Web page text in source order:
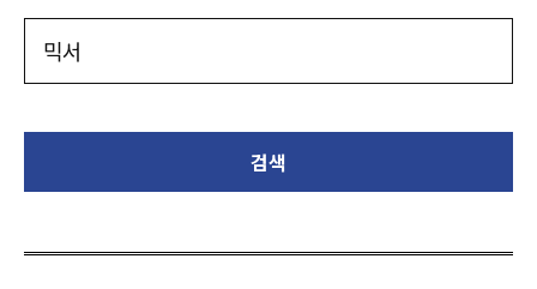
검색